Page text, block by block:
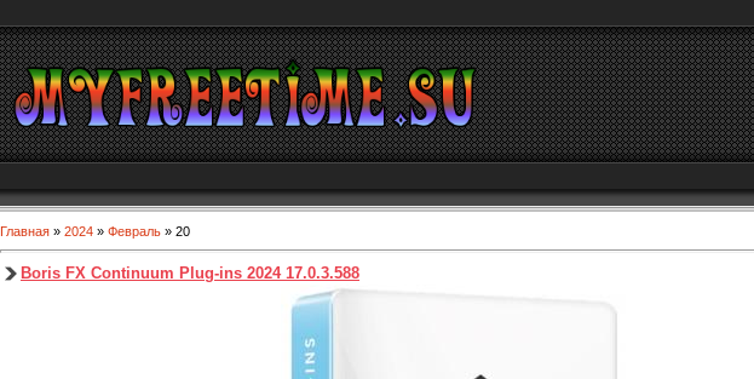
Главная » 2024 » Февраль » 20
Boris FX Continuum Plug-ins 2024 17.0.3.588